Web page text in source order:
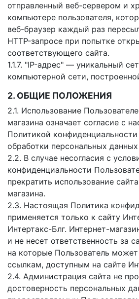
отправленный веб-сервером и
компьютере пользователя,
веб-браузер каждый раз
HTTP-запросе при попытке
соответствующего сайта.
1.1.7. "IP-адрес" — уникальный
компьютерной сети,
2. ОБЩИЕ ПОЛОЖЕНИЯ
2.1. Использование
магазина означает согласие с
Политикой
обработки персональных
2.2. В случае несогласия с
конфиденциальности
прекратить использование
магазина.
2.3. Настоящая Политика
применяется только к сайту
Интертакс-Блг. Интернет-
и не несет ответственность за
на которые Пользователь
ссылкам, доступным на сайте
2.4. Администрация сайта не
достоверность персональных